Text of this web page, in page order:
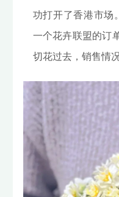
功打开了香港市场
一个花卉联盟的订
切花过去，销售情